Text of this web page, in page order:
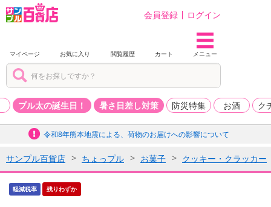
会員登録 ログイン
マイページ お気に入り 閲覧履歴 カート メニュー
プル太の誕生日！ 暑さ日差し対策 防災特集 お酒 ク
令和8年熊本地震による、荷物のお届けへの影響について
サンプル百貨店 ちょっプル お菓子 クッキー・クラッカー
軽減税率 残りわずか